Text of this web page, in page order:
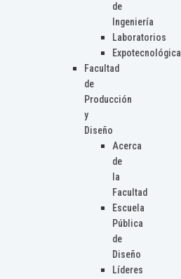
de
Ingeniería
Laboratorios
Expotecnológica
Facultad
de
Producción
y
Diseño
Acerca
de
la
Facultad
Escuela
Pública
de
Diseño
Líderes